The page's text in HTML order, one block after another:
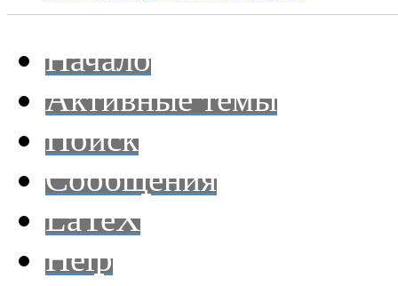
Начало
Активные темы
Поиск
Сообщения
LaTeX
Help